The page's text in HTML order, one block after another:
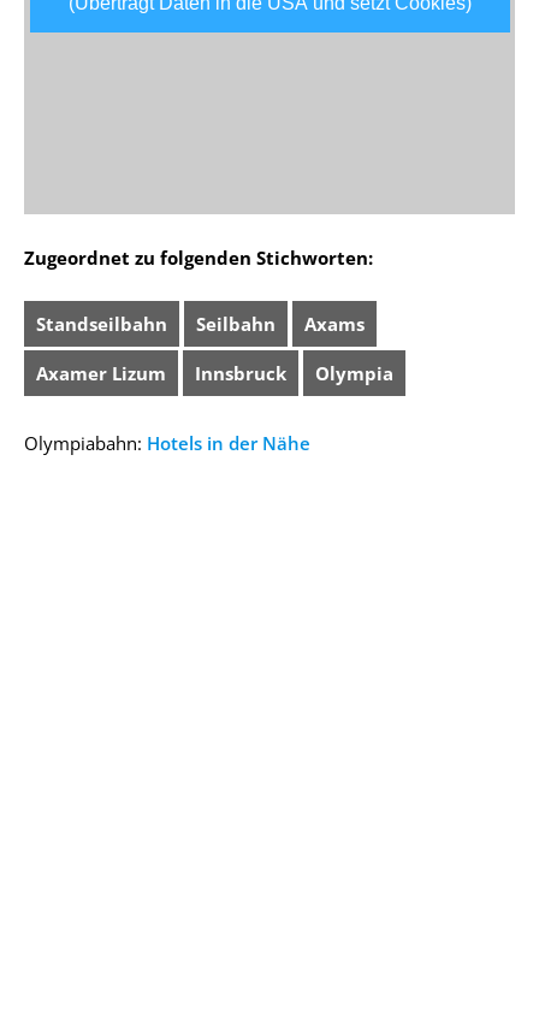
Zugeordnet zu folgenden Stichworten:
Standseilbahn Seilbahn Axams
Axamer Lizum Innsbruck Olympia
Olympiabahn: Hotels in der Nähe